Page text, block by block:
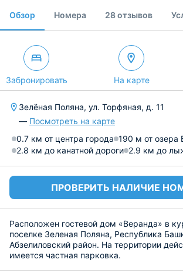
Обзор Номера 28 отзывов
Забронировать На карте
Зелёная Поляна, ул. Торфяная, д. 11
— Посмотреть на карте
0.7 км от центра города 190 м от озера
2.8 км до канатной дороги 2.9 км до
ПРОВЕРИТЬ НАЛИЧИЕ
Расположен гостевой дом «Веранда» в
поселке Зеленая Поляна, Республика
Абзелиловский район. На территории
имеется частная парковка.